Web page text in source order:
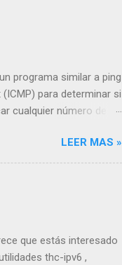
programa similar a ping
para determinar si
cualquier número de
fping envía un paquete
instalar: sudo apt
Compatibilidad
Kali Linux es una
LEER MAS »
que estás interesado
thc-ipv6 ,